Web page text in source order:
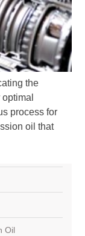
the
process for
oil that
Oil